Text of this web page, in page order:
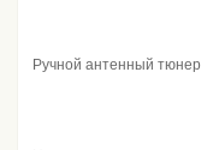
Ручной антенный тюнер